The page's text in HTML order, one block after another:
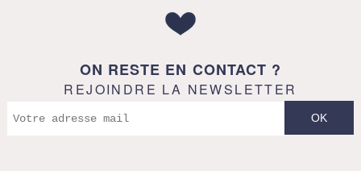
ON RESTE EN CONTACT ?
REJOINDRE LA NEWSLETTER